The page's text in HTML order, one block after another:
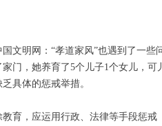
国文明网：“孝道家风”也遇到了一
家门，她养育了5个儿子1个女儿，
具体的惩戒举措。
教育，应运用行政、法律等手段惩戒